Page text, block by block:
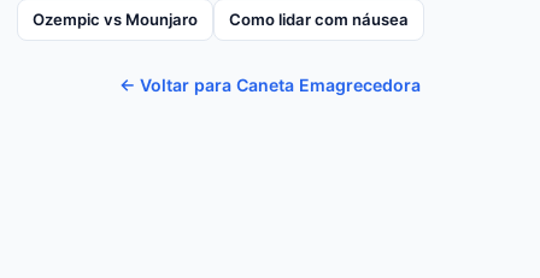
Ozempic vs Mounjaro Como lidar com náusea
← Voltar para Caneta Emagrecedora